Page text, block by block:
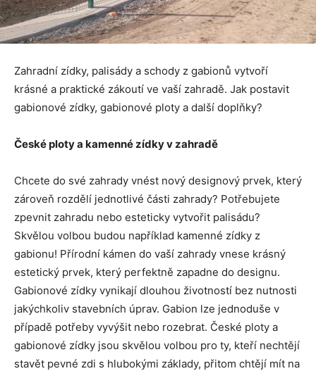
Zahradní zídky, palisády a schody z gabionů vytvoří
krásné a praktické zákoutí ve vaší zahradě. Jak postavit
gabionové zídky, gabionové ploty a další doplňky?
České ploty a kamenné zídky v zahradě
Chcete do své zahrady vnést nový designový prvek, který
zároveň rozdělí jednotlivé části zahrady? Potřebujete
zpevnit zahradu nebo esteticky vytvořit palisádu?
Skvělou volbou budou například kamenné zídky z
gabionu! Přírodní kámen do vaší zahrady vnese krásný
estetický prvek, který perfektně zapadne do designu.
Gabionové zídky vynikají dlouhou životností bez nutnosti
jakýchkoliv stavebních úprav. Gabion lze jednoduše v
případě potřeby vyvýšit nebo rozebrat. České ploty a
gabionové zídky jsou skvělou volbou pro ty, kteří nechtějí
stavět pevné zdi s hlubokými základy, přitom chtějí mít na